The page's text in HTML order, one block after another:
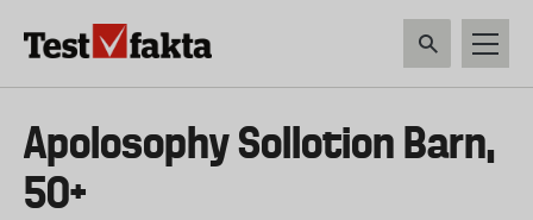
Huvudmeny
ny
Apolosophy Sollotion Barn,
50+